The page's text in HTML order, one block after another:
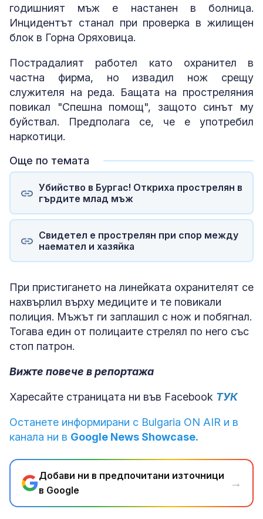
годишният мъж е настанен в болница.
Инцидентът станал при проверка в жилищен
блок в Горна Оряховица.
Пострадалият работел като охранител в
частна фирма, но извадил нож срещу
служителя на реда. Бащата на простреляния
повикал "Спешна помощ", защото синът му
буйствал. Предполага се, че е употребил
наркотици.
Още по темата
Убийство в Бургас! Откриха прострелян в
гърдите млад мъж
Свидетел е прострелян при спор между
наемател и хазяйка
При пристигането на линейката охранителят се
нахвърлил върху медиците и те повикали
полиция. Мъжът ги заплашил с нож и побягнал.
Тогава един от полицаите стрелял по него със
стоп патрон.
Вижте повече в репортажа
Харесайте страницата ни във Facebook ТУК
Останете информирани с Bulgaria ON AIR и в
канала ни в Google News Showcase.
Добави ни в предпочитани източници
в Google
→